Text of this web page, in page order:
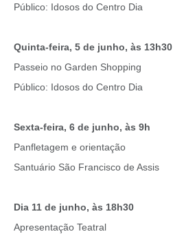
Público: Idosos do Centro Dia
Quinta-feira, 5 de junho, às 13h30
Passeio no Garden Shopping
Público: Idosos do Centro Dia
Sexta-feira, 6 de junho, às 9h
Panfletagem e orientação
Santuário São Francisco de Assis
Dia 11 de junho, às 18h30
Apresentação Teatral